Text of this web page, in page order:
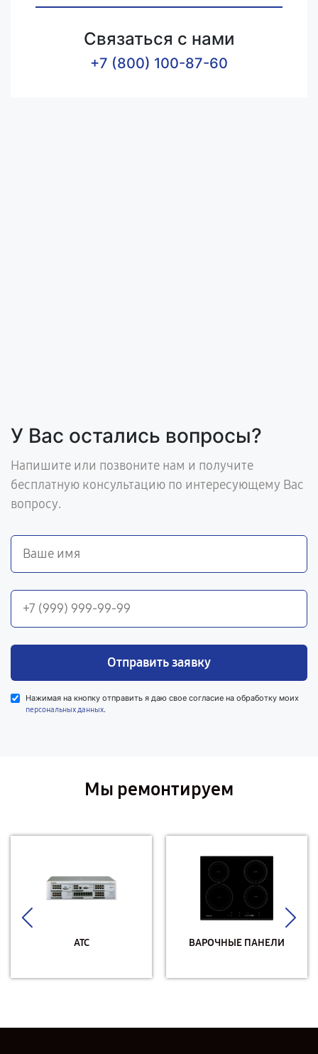
Связаться с нами
+7 (800) 100-87-60
У Вас остались вопросы?
Напишите или позвоните нам и получите
бесплатную консультацию по интересующему Вас
вопросу.
Отправить заявку
Нажимая на кнопку отправить я даю свое согласие на обработку моих
персональных данных.
Мы ремонтируем
АТС ВАРОЧНЫЕ ПАНЕЛИ